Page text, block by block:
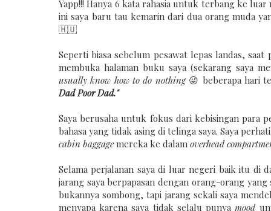
Yapp!!! Hanya 6 kata rahasia untuk terbang ke
ini saya baru tau kemarin dari dua orang muda
🇭🇺
Seperti biasa sebelum pesawat lepas landas,
membuka halaman buku saya (sekarang saya
usually know how to do nothing😜 beberapa hari
Dad Poor Dad."
Saya berusaha untuk fokus dari kebisingan para
bahasa yang tidak asing di telinga saya. Saya
cabin baggagemereka ke dalam overhead
Selama perjalanan saya di luar negeri baik itu di
jarang saya berpapasan dengan orang-orang
bukannya sombong, tapi jarang sekali saya
menyapa karena saya tidak selalu punyamood